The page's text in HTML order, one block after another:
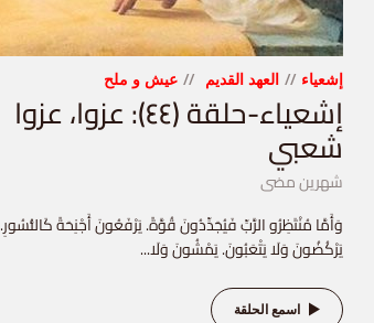
إشعياء العهد القديم عيش و ملح
إشعياء-حلقة (٤٤): عزوا، عزوا
شعبي
شهرين مضى
وَأَمَّا مُنْتَظِرُو الرَّبِّ فَيُجَدِّدُونَ قُوَّةً. يَرْفَعُونَ أَجْنِحَةً كَالنُّسُورِ.
يَرْكُضُونَ وَلَا يَتْعَبُونَ. يَمْشُونَ وَلَا...
اسمع الحلقة